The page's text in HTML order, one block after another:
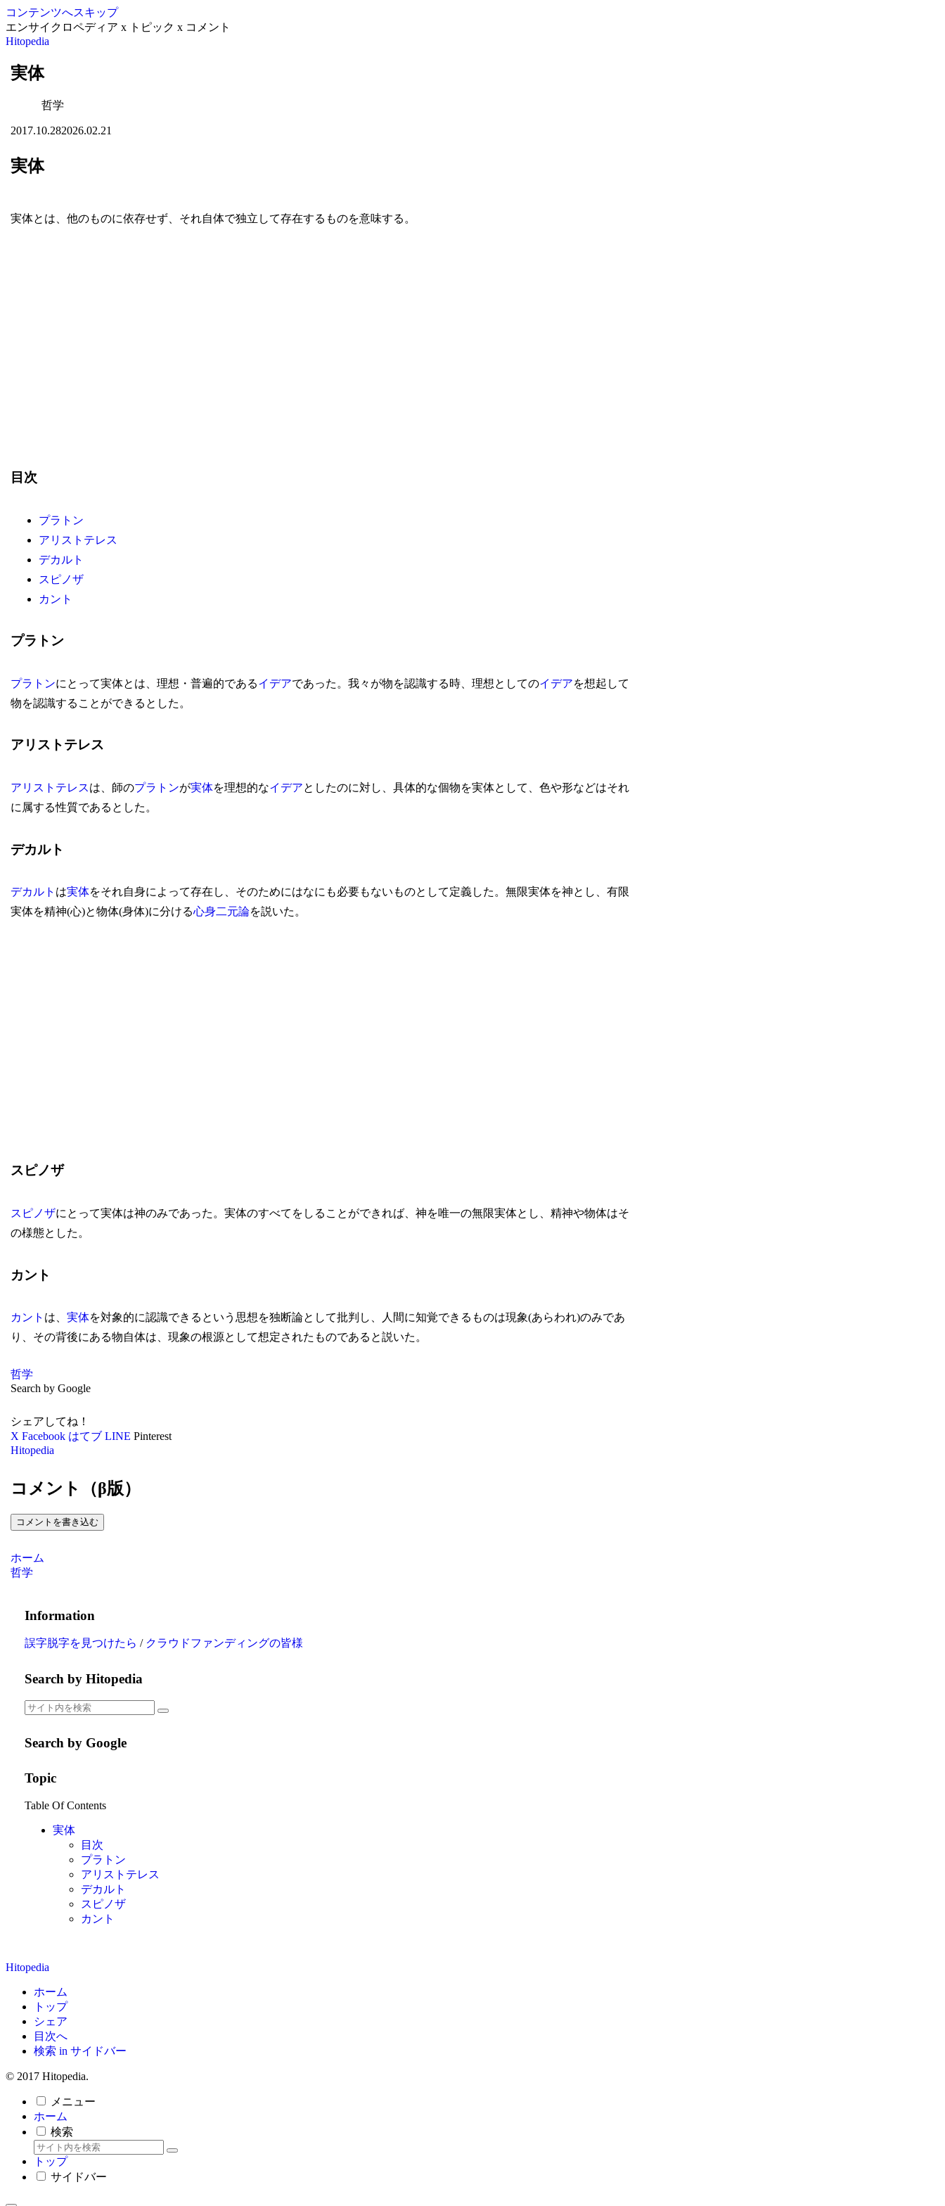
コンテンツへスキップ
エンサイクロペディア x トピック x コメント
Hitopedia
実体
哲学
2017.10.282026.02.21
実体
実体とは、他のものに依存せず、それ自体で独立して存在するものを意味する。
目次
プラトン
アリストテレス
デカルト
スピノザ
カント
プラトン
プラトンにとって実体とは、理想・普遍的であるイデアであった。我々が物を認識する時、理想としてのイデアを想起して
物を認識することができるとした。
アリストテレス
アリストテレスは、師のプラトンが実体を理想的なイデアとしたのに対し、具体的な個物を実体として、色や形などはそれ
に属する性質であるとした。
デカルト
デカルト は実体をそれ自身によって存在し、そのためにはなにも必要もないものとして定義した。無限実体を神とし、有限
実体を精神(心)と物体(身体)に分ける心身二元論を説いた。
スピノザ
スピノザにとって実体は神のみであった。実体のすべてをしることができれば、神を唯一の無限実体とし、精神や物体はそ
の様態とした。
カント
カント は、 実体を対象的に認識できるという思想を独断論として批判し、人間に知覚できるものは現象(あらわれ)のみであ
り、その背後にある物自体は、現象の根源として想定されたものであると説いた。
哲学
Search by Google
シェアしてね！
X Facebook はてブ LINE Pinterest
Hitopedia
コメント（β版）
コメントを書き込む
ホーム
哲学
Information
誤字脱字を見つけたら / クラウドファンディングの皆様
Search by Hitopedia
Search by Google
Topic
Table Of Contents
実体
目次
プラトン
アリストテレス
デカルト
スピノザ
カント
Hitopedia
ホーム
トップ
シェア
目次へ
検索 in サイドバー
© 2017 Hitopedia.
メニュー
ホーム
検索
トップ
サイドバー